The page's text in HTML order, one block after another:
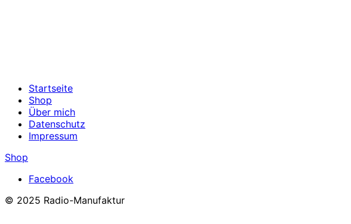
Startseite
Shop
Über mich
Datenschutz
Impressum
Shop
Facebook
© 2025 Radio-Manufaktur